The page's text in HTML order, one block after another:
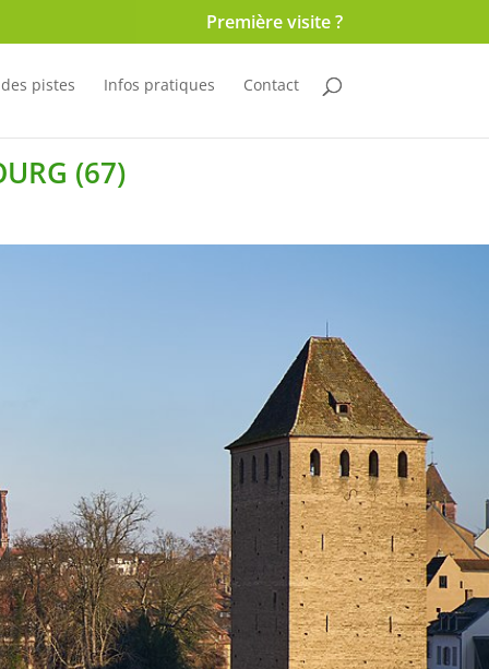
Première visite ?
pistes Infos pratiques Contact
(67)